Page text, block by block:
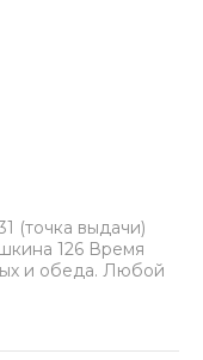
(точка выдачи)
126 Время
и обеда. Любой